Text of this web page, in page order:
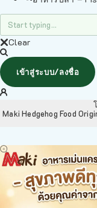
Clear
เข้าสู่ระบบ/ลงชื่อ
Maki Hedgehog Food